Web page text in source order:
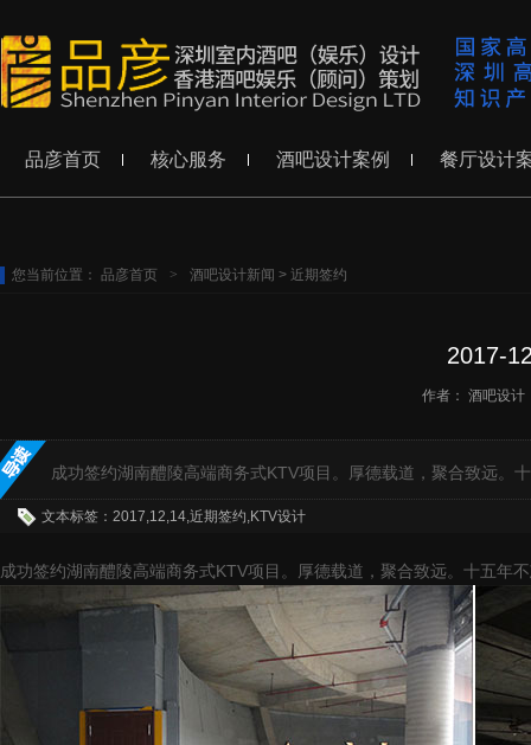
品彦首页 核心服务 酒吧设计案例 餐厅设计
您当前位置： 品彦首页 > 酒吧设计新闻 > 近期签约
2017-
作者： 酒吧设计
成功签约湖南醴陵高端商务式KTV项目。厚德载道，聚合致远。
文本标签：2017,12,14,近期签约,KTV设计
成功签约湖南醴陵高端商务式KTV项目。厚德载道，聚合致远。十五年